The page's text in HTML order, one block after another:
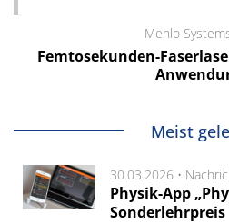
Menlo
Femtosekunden-
Meist
30.03.2026 •
Physik-App
Sonderlehrpreis